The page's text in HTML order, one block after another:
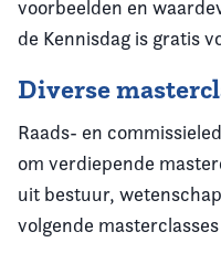
voorbeelden en
de Kennisdag is gratis
Diverse
Raads- en
om verdiepende
uit bestuur,
volgende